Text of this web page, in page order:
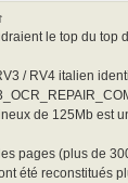
↑
le top du top
/ RV4 italien
de 125Mb est
pages (plus de
été reconstitués